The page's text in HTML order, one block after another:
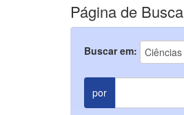
Página de Busca
Buscar em:
por